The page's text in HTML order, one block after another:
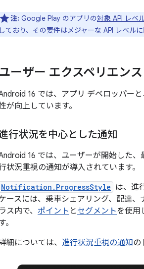
注: Google Play のアプリの対象 API レベ
しており、その要件はメジャーな API レベル
ユーザー エクスペリエン
16 では、アプリ デベロッパー
が向上しています。
行状況を中心とした通知
16 では、ユーザーが開始した
状況重視の通知が導入されています。
Notification.ProgressStyle は、進
ースには、乗車シェアリング、配達、
ラス内で、 ポイント と セグメントを使用
。
細については、 進行状況重視の通知の